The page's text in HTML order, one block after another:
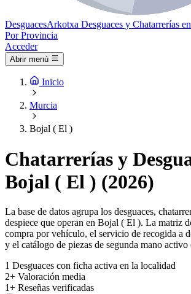
DesguacesArkotxa Desguaces y Chatarrerías
Por Provincia
Acceder
Abrir menú
Inicio
Murcia
Bojal ( El )
Chatarrerías y
Bojal ( El ) (2026)
La base de datos agrupa los desguaces,
despiece que operan en Bojal ( El ). La matriz
compra por vehículo, el servicio de recogida a
y el catálogo de piezas de segunda mano
1 Desguaces con ficha activa en la localidad
2+ Valoración media
1+ Reseñas verificadas